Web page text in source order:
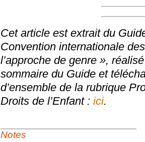
Cet article est extrait du
Convention internationale
l’approche de genre »,
sommaire du Guide et
d’ensemble de la rubrique
Droits de l’Enfant : ici.
Notes